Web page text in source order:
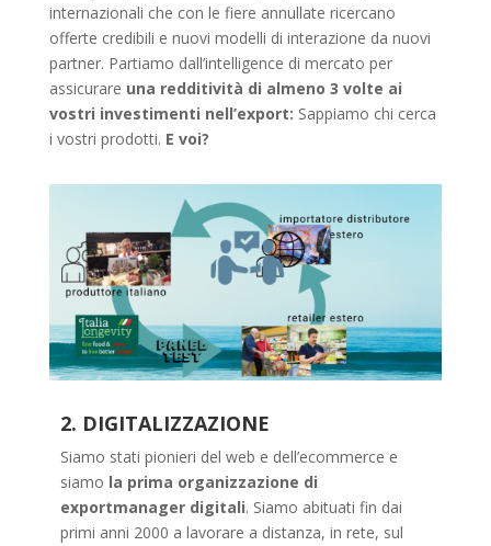
internazionali che con le fiere annullate ricercano
offerte credibili e nuovi modelli di interazione da nuovi
partner. Partiamo dall’intelligence di mercato per
assicurare una redditività di almeno 3 volte ai
vostri investimenti nell’export: Sappiamo chi cerca
i vostri prodotti. E voi?
2. DIGITALIZZAZIONE
Siamo stati pionieri del web e dell’ecommerce e
siamo la prima organizzazione di
exportmanager digitali. Siamo abituati fin dai
primi anni 2000 a lavorare a distanza, in rete, sul